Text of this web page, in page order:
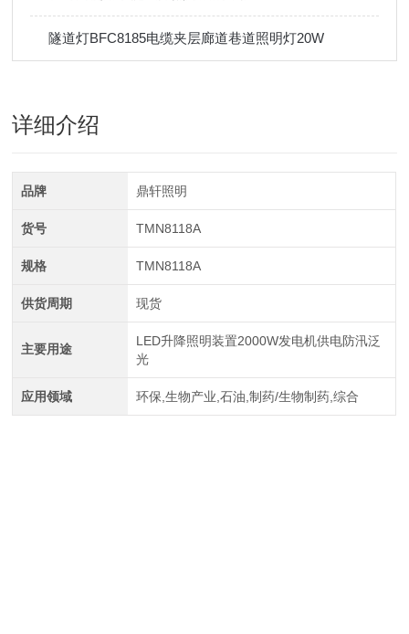
隧道灯BFC8185电缆夹层廊道巷道照明灯20W
详细介绍
品牌 鼎轩照明
货号 TMN8118A
规格 TMN8118A
供货周期 现货
主要用途
LED升降照明装置2000W发电机供电防汛泛
光
应用领域 环保,生物产业,石油,制药/生物制药,综合